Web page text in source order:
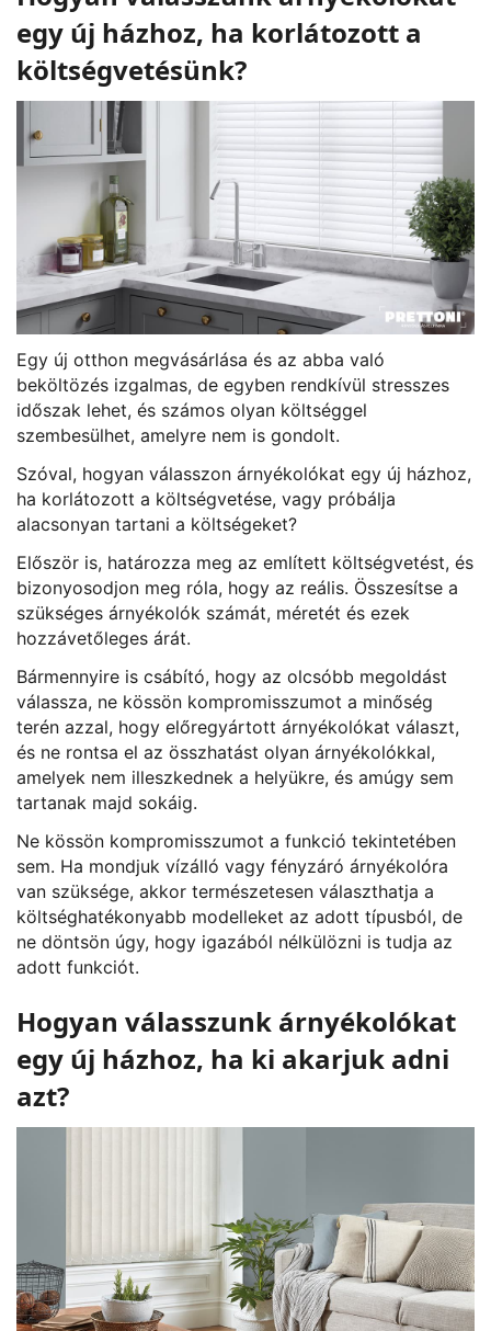
egy új házhoz, ha korlátozott a
költségvetésünk?
Egy új otthon megvásárlása és az abba való
beköltözés izgalmas, de egyben rendkívül stresszes
időszak lehet, és számos olyan költséggel
szembesülhet, amelyre nem is gondolt.
Szóval, hogyan válasszon árnyékolókat egy új házhoz,
ha korlátozott a költségvetése, vagy próbálja
alacsonyan tartani a költségeket?
Először is, határozza meg az említett költségvetést, és
bizonyosodjon meg róla, hogy az reális. Összesítse a
szükséges árnyékolók számát, méretét és ezek
hozzávetőleges árát.
Bármennyire is csábító, hogy az olcsóbb megoldást
válassza, ne kössön kompromisszumot a minőség
terén azzal, hogy előregyártott árnyékolókat választ,
és ne rontsa el az összhatást olyan árnyékolókkal,
amelyek nem illeszkednek a helyükre, és amúgy sem
tartanak majd sokáig.
Ne kössön kompromisszumot a funkció tekintetében
sem. Ha mondjuk vízálló vagy fényzáró árnyékolóra
van szüksége, akkor természetesen választhatja a
költséghatékonyabb modelleket az adott típusból, de
ne döntsön úgy, hogy igazából nélkülözni is tudja az
adott funkciót.
Hogyan válasszunk árnyékolókat
egy új házhoz, ha ki akarjuk adni
azt?